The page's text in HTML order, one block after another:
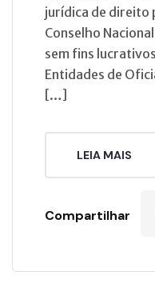
jurídica de direito
Conselho
sem fins
Entidades de
[…]
LEIA MAIS
Compartilhar